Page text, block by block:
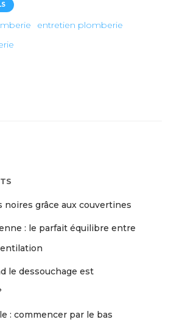
entretien plomberie
noires grâce aux couvertines
: le parfait équilibre entre
le dessouchage est
: commencer par le bas